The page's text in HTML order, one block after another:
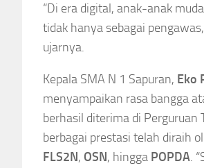
“Di era digital, anak-anak
tidak hanya sebagai
ujarnya.
Kepala SMA N 1 Sapuran, Eko
menyampaikan rasa bangga
berhasil diterima di Perguruan
berbagai prestasi telah diraih
FLS2N, OSN, hingga POPDA.